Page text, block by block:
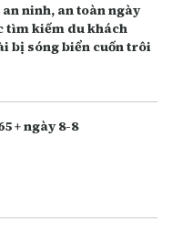
ninh, an toàn ngày
tìm kiếm du khách
bị sóng biển cuốn trôi
+ ngày 8-8